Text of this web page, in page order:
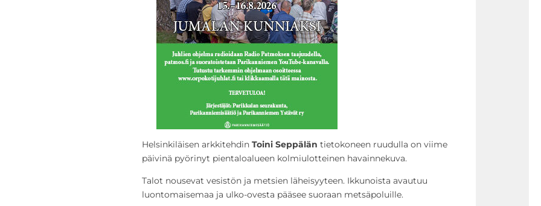
Helsinkiläisen arkkitehdin Toini Seppälän tietokoneen ruudulla on viime
päivinä pyörinyt pientaloalueen kolmiulotteinen havainnekuva.
Talot nousevat vesistön ja metsien läheisyyteen. Ikkunoista avautuu
luontomaisemaa ja ulko-ovesta pääsee suoraan metsäpoluille.